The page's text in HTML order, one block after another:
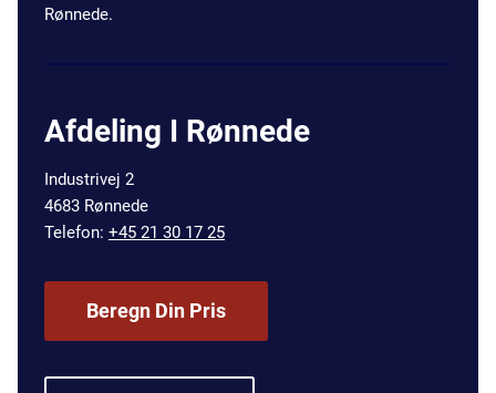
Rønnede.
Afdeling I Rønnede
Industrivej 2
4683 Rønnede
Telefon: +45 21 30 17 25
Beregn Din Pris